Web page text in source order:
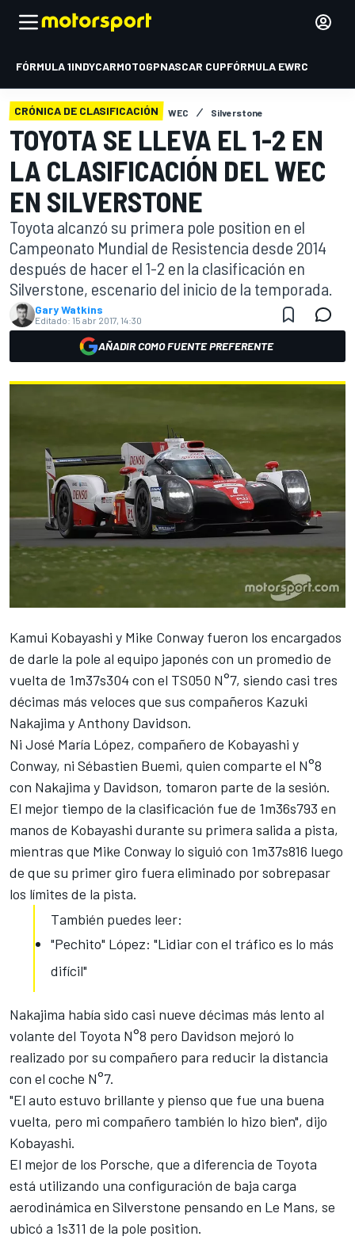
FÓRMULA 1INDYCARMOTOGPNASCAR CUPFÓRMULA EWRC
CRÓNICA DE CLASIFICACIÓN WEC Silverstone
TOYOTA SE LLEVA EL 1-2 EN
LA CLASIFICACIÓN DEL WEC
EN SILVERSTONE
Toyota alcanzó su primera pole position en el
Campeonato Mundial de Resistencia desde 2014
después de hacer el 1-2 en la clasificación en
Silverstone, escenario del inicio de la temporada.
Gary Watkins
Editado: 15 abr 2017, 14:30
AÑADIR COMO FUENTE PREFERENTE
Kamui Kobayashi y Mike Conway fueron los encargados
de darle la pole al equipo japonés con un promedio de
vuelta de 1m37s304 con el TS050 N°7, siendo casi tres
décimas más veloces que sus compañeros Kazuki
Nakajima y Anthony Davidson.
Ni José María López, compañero de Kobayashi y
Conway, ni Sébastien Buemi, quien comparte el N°8
con Nakajima y Davidson, tomaron parte de la sesión.
El mejor tiempo de la clasificación fue de 1m36s793 en
manos de Kobayashi durante su primera salida a pista,
mientras que Mike Conway lo siguió con 1m37s816 luego
de que su primer giro fuera eliminado por sobrepasar
los límites de la pista.
También puedes leer:
"Pechito" López: "Lidiar con el tráfico es lo más
difícil"
Nakajima había sido casi nueve décimas más lento al
volante del Toyota N°8 pero Davidson mejoró lo
realizado por su compañero para reducir la distancia
con el coche N°7.
"El auto estuvo brillante y pienso que fue una buena
vuelta, pero mi compañero también lo hizo bien", dijo
Kobayashi.
El mejor de los Porsche, que a diferencia de Toyota
está utilizando una configuración de baja carga
aerodinámica en Silverstone pensando en Le Mans, se
ubicó a 1s311 de la pole position.